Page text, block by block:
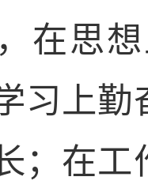
在思
习上勤
；在